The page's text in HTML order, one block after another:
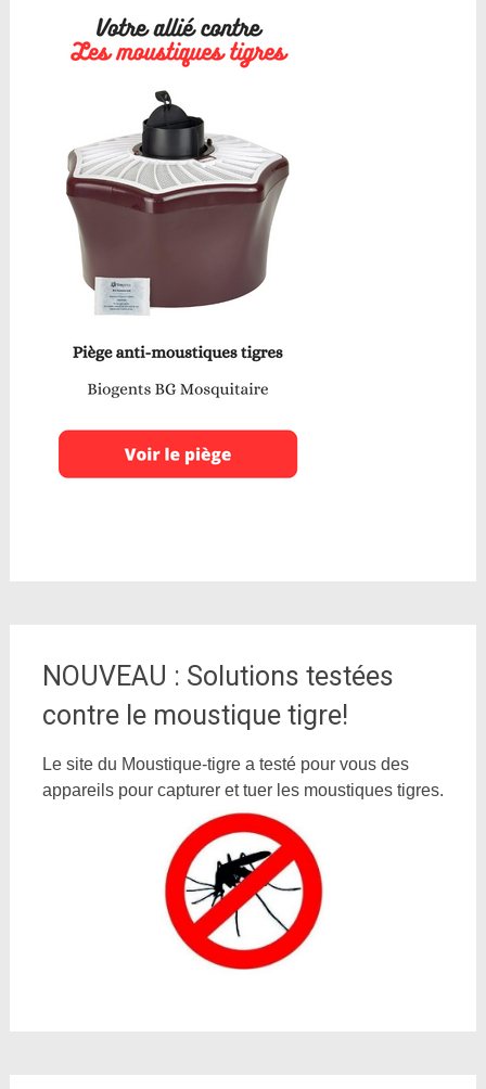
NOUVEAU : Solutions testées
contre le moustique tigre!
Le site du Moustique-tigre a testé pour vous des
appareils pour capturer et tuer les moustiques tigres.